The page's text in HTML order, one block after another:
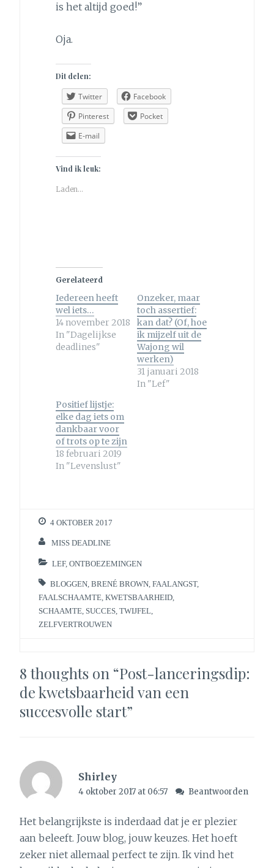
is het altijd goed!”
Oja.
Dit delen:
Twitter
Facebook
Pinterest
Pocket
E-mail
Vind ik leuk:
Laden...
Gerelateerd
Iedereen heeft
wel iets…
14 november 2018
In "Dagelijkse
deadlines"
Onzeker, maar
toch assertief:
kan dat? (Of, hoe
ik mijzelf uit de
Wajong wil
werken)
31 januari 2018
In "Lef"
Positief lijstje:
elke dag iets om
dankbaar voor
of trots op te zijn
18 februari 2019
In "Levenslust"
4 OKTOBER 2017
MISS DEADLINE
LEF,ONTBOEZEMINGEN
BLOGGEN ,BRENÉ BROWN ,FAALANGST,
FAALSCHAAMTE ,KWETSBAARHEID
SCHAAMTE SUCCES ,TWIJFEL
ZELFVERTROUWEN
8 thoughts on “Post-lanceringsdip:
de kwetsbaarheid van een
succesvolle start”
Shirley
4 oktober 2017 at 06:57 Beantwoorden
Het belangrijkste is inderdaad dat je er plezier
aan beleeft. Jouw blog, jouw keuzes. Het hoeft
zeker niet allemaal perfect te zijn. Ik vind het